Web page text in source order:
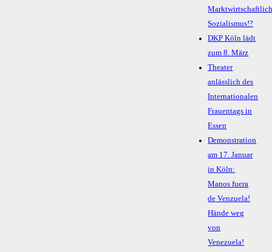
Sozialismus!?
DKP Köln lädt
zum 8. März
Theater
anlässlich des
Internationalen
Frauentags in
Essen
Demonstration
am 17. Januar
in Köln:
Manos fuera
de Venzuela!
Hände weg
von
Venezuela!